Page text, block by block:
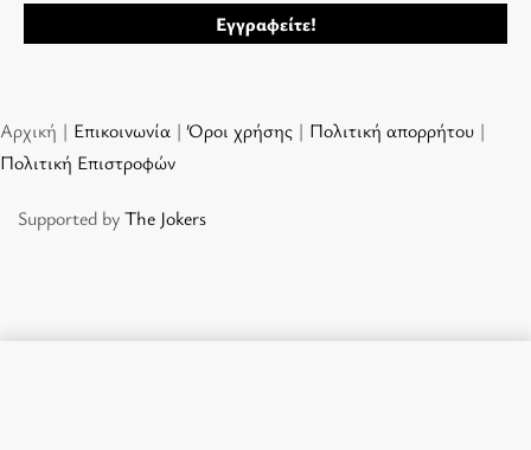
Αρχική | Επικοινωνία |Όροι χρήσης | Πολιτική απορρήτου |
Πολιτική Επιστροφών
Supported byThe Jokers